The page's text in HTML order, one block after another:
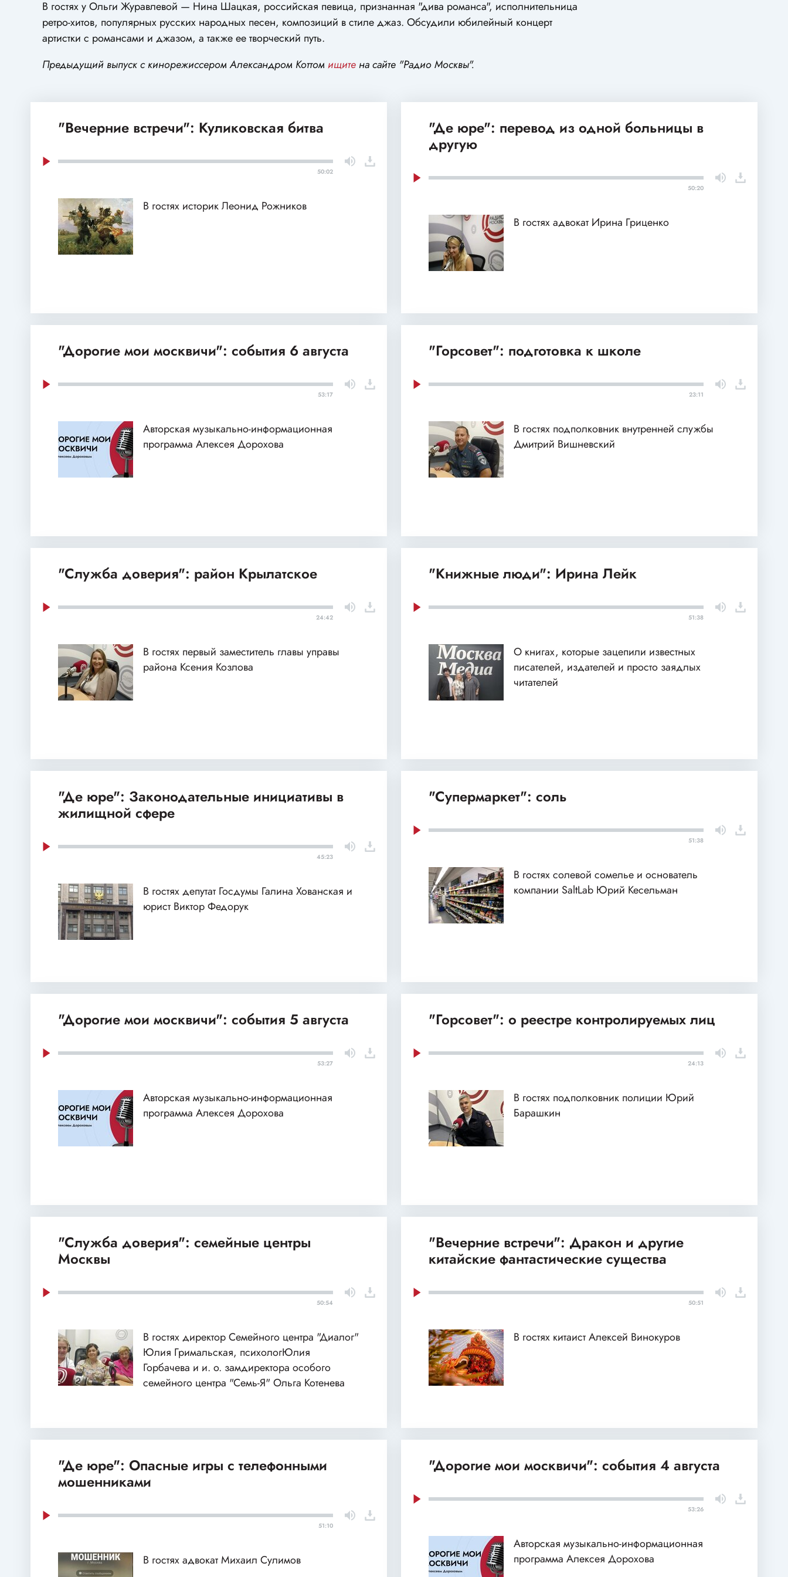
В гостях у Ольги Журавлевой — Нина Шацкая, российская певица, признанная "дива романса", исполнительница
ретро-хитов, популярных русских народных песен, композиций в стиле джаз. Обсудили юбилейный концерт
артистки с романсами и джазом, а также ее творческий путь.
Предыдущий выпуск с кинорежиссером Александром Коттом ищите на сайте "Радио Москвы".
"Вечерние встречи": Куликовская битва
50:02
В гостях историк Леонид Рожников
"Де юре": перевод из одной больницы в
другую
50:20
В гостях адвокат Ирина Гриценко
"Дорогие мои москвичи": события 6 августа
53:17
Авторская музыкально-информационная
программа Алексея Дорохова
"Горсовет": подготовка к школе
23:11
В гостях подполковник внутренней службы
Дмитрий Вишневский
"Служба доверия": район Крылатское
24:42
В гостях первый заместитель главы управы
района Ксения Козлова
"Книжные люди": Ирина Лейк
51:38
О книгах, которые зацепили известных
писателей, издателей и просто заядлых
читателей
"Де юре": Законодательные инициативы в
жилищной сфере
45:23
В гостях депутат Госдумы Галина Хованская и
юрист Виктор Федорук
"Супермаркет": соль
51:38
В гостях солевой сомелье и основатель
компании SaltLab Юрий Кесельман
"Дорогие мои москвичи": события 5 августа
53:27
Авторская музыкально-информационная
программа Алексея Дорохова
"Горсовет": о реестре контролируемых лиц
24:13
В гостях подполковник полиции Юрий
Барашкин
"Служба доверия": семейные центры
Москвы
50:54
В гостях директор Семейного центра "Диалог"
Юлия Гримальская, психологЮлия
Горбачева и и. о. замдиректора особого
семейного центра "Семь-Я" Ольга Котенева
"Вечерние встречи": Дракон и другие
китайские фантастические существа
50:51
В гостях китаист Алексей Винокуров
"Де юре": Опасные игры с телефонными
мошенниками
51:10
В гостях адвокат Михаил Сулимов
"Дорогие мои москвичи": события 4 августа
53:26
Авторская музыкально-информационная
программа Алексея Дорохова